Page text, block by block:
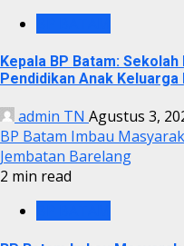
Kepala BP Batam:
Pendidikan Anak
admin TN Agustus 3,
BP Batam Imbau
Jembatan Barelang
2 min read